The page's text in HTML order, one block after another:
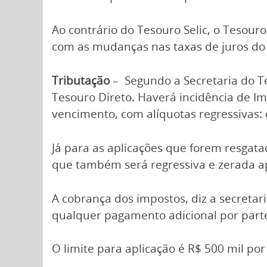
Ao contrário do Tesouro Selic, o
com as mudanças nas taxas de juros
Tributação– Segundo a Secretaria do
Tesouro Direto. Haverá incidência de
vencimento, com alíquotas
Já para as aplicações que forem
que também será regressiva e zerada
A cobrança dos impostos, diz a
qualquer pagamento adicional por
O limite para aplicação é R$ 500 mil